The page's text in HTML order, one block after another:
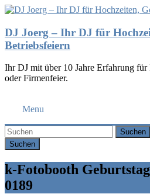
DJ Joerg – Ihr DJ für
Betriebsfeiern
Ihr DJ mit über 10 Jahre Erfahrung
oder Firmenfeier.
Menu
Suchen
k-Fotobooth
0189